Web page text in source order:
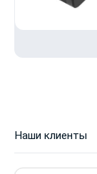
Наши клиенты